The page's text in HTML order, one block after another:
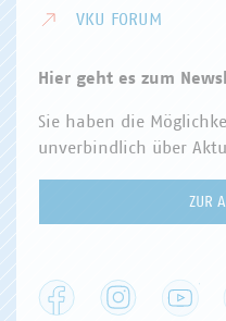
VKU FORUM
Hier geht es zum
Sie haben die
unverbindlich über
ZUR
Facebook Instagram